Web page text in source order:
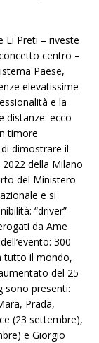
Li Preti – riveste
centro –
Paese,
elevatissime
e la
distanze: ecco
timore
dimostrare il
della Milano
del Ministero
e si
“driver”
da Ame
300
tutto il mondo,
del 25
sono presenti:
Prada,
(23 settembre),
e Giorgio